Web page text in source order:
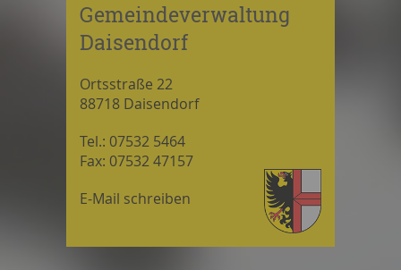
Gemeindeverwaltung
Daisendorf
Ortsstraße 22
88718 Daisendorf
Tel.: 07532 5464
Fax: 07532 47157
E-Mail schreiben